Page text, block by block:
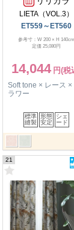
LIETA（VOL.3）
ET559～ET560
参考寸：W 200 × H 140cm
定価 25,080円
14,044
Soft tone × レース ×
ラワー
標準
縫製
形態
安定
シェ
ード
21